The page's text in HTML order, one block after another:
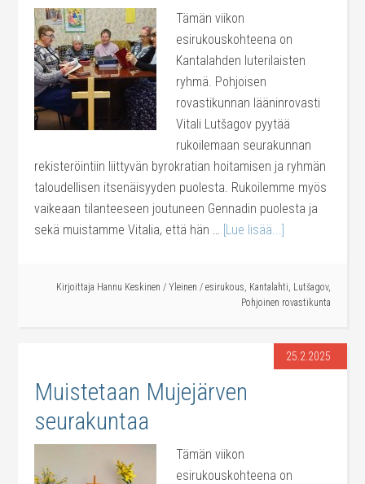
Tämän viikon
esirukouskohteena on
Kantalahden luterilaisten
ryhmä. Pohjoisen
rovastikunnan lääninrovasti
Vitali Lutšagov pyytää
rukoilemaan seurakunnan
rekisteröintiin liittyvän byrokratian hoitamisen ja ryhmän
taloudellisen itsenäisyyden puolesta. Rukoilemme myös
vaikeaan tilanteeseen joutuneen Gennadin puolesta ja
sekä muistamme Vitalia, että hän … [Lue lisää...]
Kirjoittaja Hannu Keskinen / Yleinen / esirukous, Kantalahti, Lutšagov,
Pohjoinen rovastikunta
25.2.2025
Muistetaan Mujejärven
seurakuntaa
Tämän viikon
esirukouskohteena on